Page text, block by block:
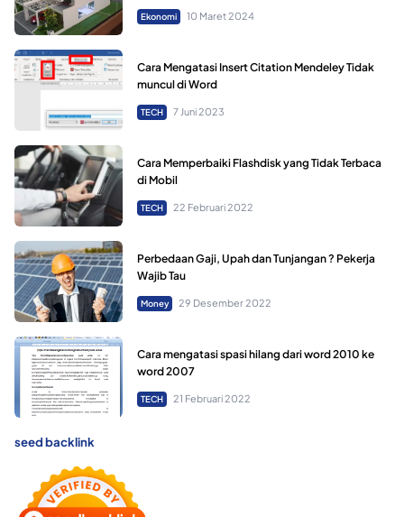
Ekonomi 10 Maret 2024
Cara Mengatasi Insert Citation Mendeley Tidak
muncul di Word
TECH 7 Juni 2023
Cara Memperbaiki Flashdisk yang Tidak Terbaca
di Mobil
TECH 22 Februari 2022
Perbedaan Gaji, Upah dan Tunjangan ? Pekerja
Wajib Tau
Money 29 Desember 2022
Cara mengatasi spasi hilang dari word 2010 ke
word 2007
TECH 21 Februari 2022
seed backlink